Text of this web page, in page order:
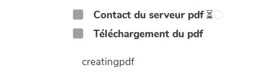
Contact du serveur pdf ⏳
Téléchargement du pdf
creatingpdf